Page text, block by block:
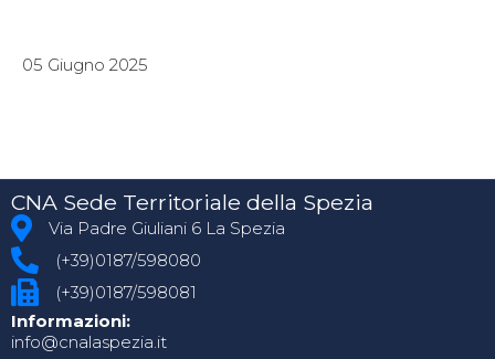
05 Giugno 2025
CNA Sede Territoriale della Spezia
Via Padre Giuliani 6 La Spezia
(+39)0187/598080
(+39)0187/598081
Informazioni:
info@cnalaspezia.it